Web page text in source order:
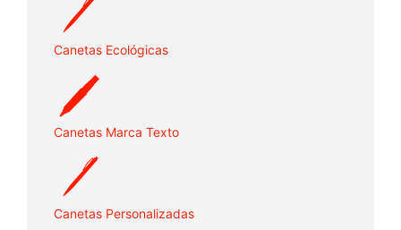
Canetas Ecológicas
Canetas Marca Texto
Canetas Personalizadas